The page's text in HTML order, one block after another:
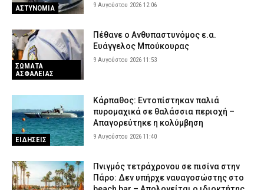
ΑΣΤΥΝΟΜΙΑ 9 Αυγούστου 2026 12:06
ΣΩΜΑΤΑ
ΑΣΦΑΛΕΙΑΣ
Πέθανε ο Ανθυπαστυνόμος ε.α.
Ευάγγελος Μπούκουρας
9 Αυγούστου 2026 11:53
ΕΙΔΗΣΕΙΣ
Κάρπαθος: Εντοπίστηκαν παλιά
πυρομαχικά σε θαλάσσια περιοχή –
Απαγορεύτηκε η κολύμβηση
9 Αυγούστου 2026 11:40
Πνιγμός τετράχρονου σε πισίνα στην
Πάρο: Δεν υπήρχε ναυαγοσώστης στο